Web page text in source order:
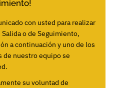
con usted para realizar
o de Seguimiento,
a continuación y uno de los
de nuestro equipo se
su voluntad de